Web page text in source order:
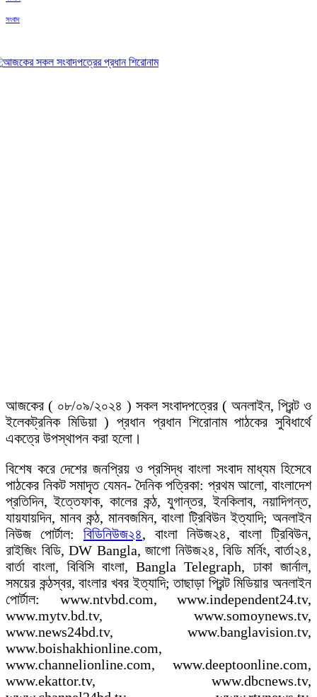
আজকের ( ০৮/০৯/২০২৪ ) সকল সংবাদপত্রের ( অনলাইন, প্রিন্ট ও
ইলেকট্রনিক মিডিয়া ) প্রধান প্রধান শিরোনাম পাঠকের সুবিধার্থে
একত্রে উপস্থাপন করা হলো।
বিশেষ করে দেশের জনপ্রিয় ও প্রসিদ্ধ বাংলা সংবাদ মাধ্যম হিসেবে
পাঠকের নিকট সমাদৃত যেমন- দৈনিক পত্রিকা: প্রথম আলো, বাংলাদেশ
প্রতিদিন, ইত্তেফাক, কালের কন্ঠ, যুগান্তর, ইনকিলাব, নয়াদিগন্ত,
যায়যায়দিন, মানব কন্ঠ, মানবজমিন, বাংলা ট্রিবিউন ইত্যাদি; অনলাইন
নিউজ পোর্টাল: বিডিনিউজ২৪, বাংলা নিউজ২৪, বাংলা ট্রিবিউন,
রাইজিং বিডি, DW Bangla, জাগো নিউজ২৪, বিডি মর্নিং, বার্তা২৪,
বার্তা বাংলা, বিবিসি বাংলা, Bangla Telegraph, ঢাকা জার্নাল,
সময়ের কন্ঠস্বর, বাংলার খবর ইত্যাদি; তাছাড়া প্রিন্ট মিডিয়ার অনলাইন
পোর্টাল: www.ntvbd.com, www.independent24.tv,
www.mytv.bd.tv, www.somoynews.tv,
www.news24bd.tv, www.banglavision.tv,
www.boishakhionline.com,
www.channelionline.com, www.deeptoonline.com,
www.ekattor.tv, www.dbcnews.tv,